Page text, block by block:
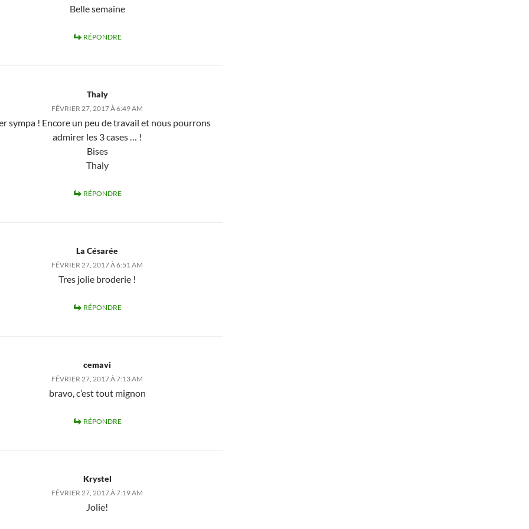
Belle semaine
RÉPONDRE
Thaly
FÉVRIER 27, 2017 À 6:49 AM
sympa ! Encore un peu de travail et nous pourrons
admirer les 3 cases … !
Bises
Thaly
RÉPONDRE
La Césarée
FÉVRIER 27, 2017 À 6:51 AM
Tres jolie broderie !
RÉPONDRE
cemavi
FÉVRIER 27, 2017 À 7:13 AM
bravo, c’est tout mignon
RÉPONDRE
Krystel
FÉVRIER 27, 2017 À 7:19 AM
Jolie!